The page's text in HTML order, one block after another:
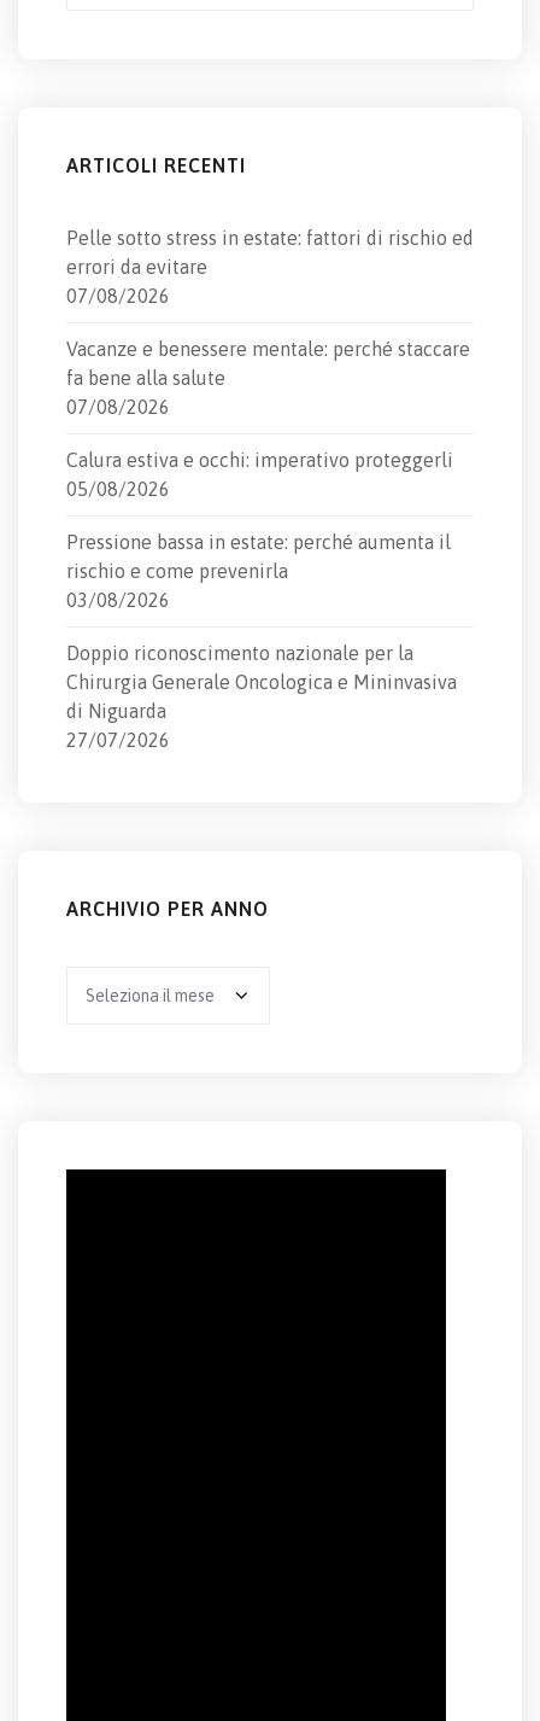
ARTICOLI RECENTI
Pelle sotto stress in estate: fattori di rischio ed
errori da evitare
07/08/2026
Vacanze e benessere mentale: perché staccare
fa bene alla salute
07/08/2026
Calura estiva e occhi: imperativo proteggerli
05/08/2026
Pressione bassa in estate: perché aumenta il
rischio e come prevenirla
03/08/2026
Doppio riconoscimento nazionale per la
Chirurgia Generale Oncologica e Mininvasiva
di Niguarda
27/07/2026
ARCHIVIO PER ANNO
per